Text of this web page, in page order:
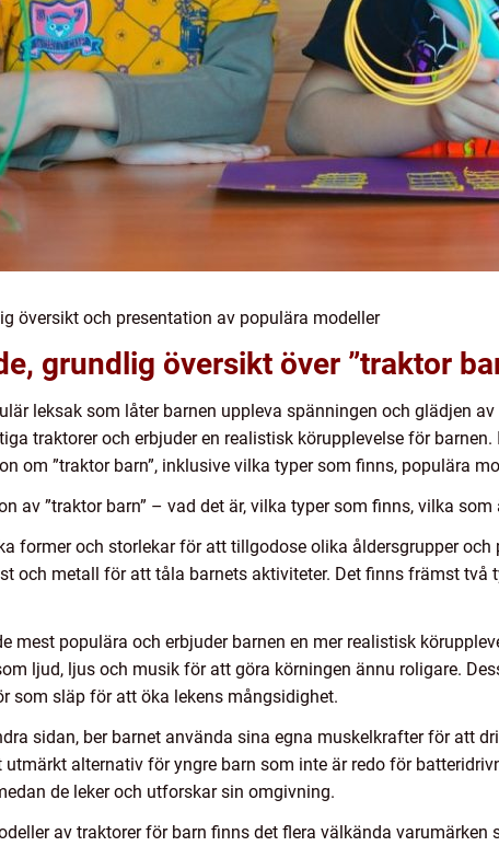
översikt och presentation av populära modeller
grundlig översikt över ”traktor
leksak som låter barnen uppleva spänningen och glädjen
traktorer och erbjuder en realistisk körupplevelse för
om ”traktor barn”, inklusive vilka typer som finns, populära
av ”traktor barn” – vad det är, vilka typer som finns, vilka som
former och storlekar för att tillgodose olika åldersgrupper och
och metall för att tåla barnets aktiviteter. Det finns främst två
mest populära och erbjuder barnen en mer realistisk
ljud, ljus och musik för att göra körningen ännu roligare.
som släp för att öka lekens mångsidighet.
sidan, ber barnet använda sina egna muskelkrafter för att
alternativ för yngre barn som inte är redo för
de leker och utforskar sin omgivning.
av traktorer för barn finns det flera välkända varumärken